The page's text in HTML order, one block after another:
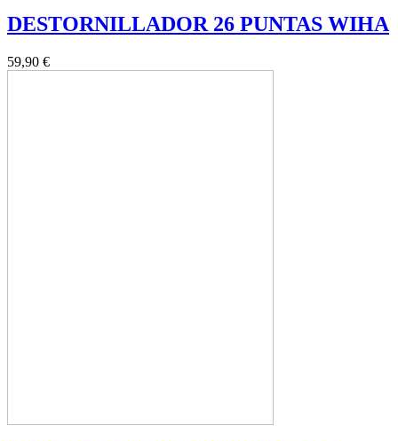
DESTORNILLADOR 26 PUNTAS WIHA
59,90 €